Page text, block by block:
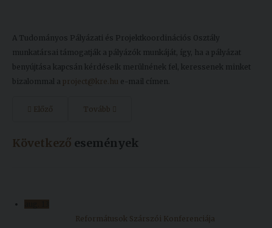
A Tudományos Pályázati és Projektkoordinációs Osztály
munkatársai támogatják a pályázók munkáját, így, ha a pályázat
benyújtása kapcsán kérdéseik merülnének fel, keressenek minket
bizalommal a project@kre.hu e-mail címen.
Előző Tovább
Következő események
Reformátusok Szárszói Konferenciája